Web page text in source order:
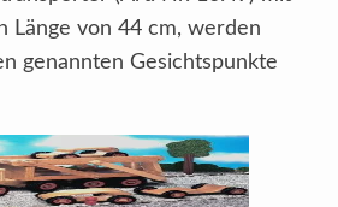
Länge von 44 cm, werden
genannten Gesichtspunkte